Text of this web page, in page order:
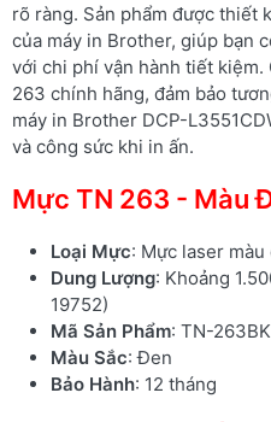
rõ ràng. Sản phẩm được thiết
của máy in Brother, giúp bạn
với chi phí vận hành tiết
263 chính hãng, đảm bảo
máy in Brother DCP-
và công sức khi in ấn.
Mực TN 263 - Màu
Loại Mực: Mực laser màu
Dung Lượng: Khoảng
19752)
Mã Sản Phẩm: TN-263BK
Màu Sắc: Đen
Bảo Hành: 12 tháng